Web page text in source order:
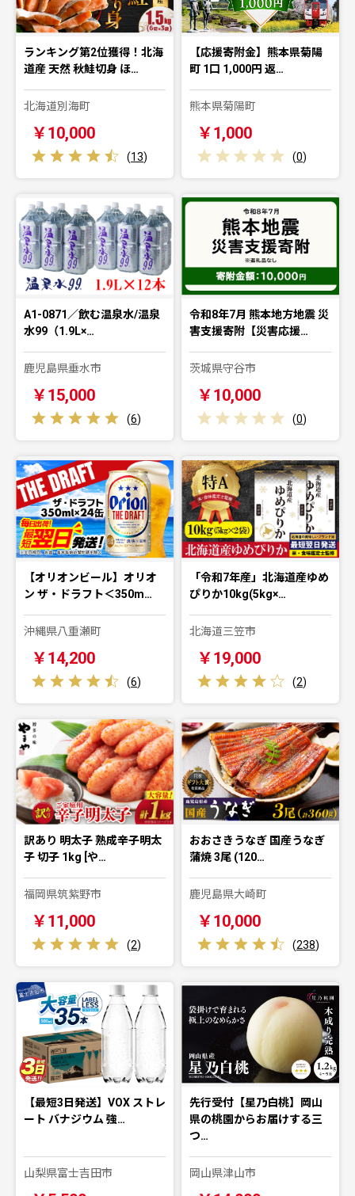
ランキング第2位獲得！北海
道産 天然 秋鮭切身 ほ…
北海道別海町
￥10,000
(13)
【応援寄附金】熊本県菊陽
町 1口 1,000円 返…
熊本県菊陽町
￥1,000
(0)
A1-0871／飲む温泉水/温泉
水99（1.9L×…
鹿児島県垂水市
￥15,000
(6)
令和8年7月 熊本地方地震 災
害支援寄附【災害応援…
茨城県守谷市
￥10,000
(0)
【オリオンビール】オリオ
ン ザ・ドラフト＜350m…
沖縄県八重瀬町
￥14,200
(6)
「令和7年産」北海道産ゆめ
ぴりか10kg(5kg×…
北海道三笠市
￥19,000
(2)
訳あり 明太子 熟成辛子明太
子 切子 1kg [や…
福岡県筑紫野市
￥11,000
(2)
おおさきうなぎ 国産うなぎ
蒲焼 3尾 (120…
鹿児島県大崎町
￥10,000
(238)
【最短3日発送】VOX ストレ
ート バナジウム 強…
山梨県富士吉田市
先行受付【星乃白桃】岡山
県の桃園からお届けする三
つ…
岡山県津山市